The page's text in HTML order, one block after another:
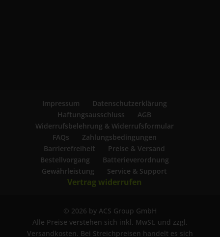
Impressum
Datenschutzerklärung
Haftungsausschluss
AGB
Widerrufsbelehrung & Widerrufsformular
FAQs
Zahlungsbedingungen
Barrierefreiheit
Preise & Versand
Bestellvorgang
Batterieverordnung
Gewährleistung
Service & Support
Vertrag widerrufen
© 2026 by ACS Group GmbH
Alle Preise verstehen sich inkl. MwSt. und zzgl.
Versandkosten. Bei Streichpreisen handelt es sich